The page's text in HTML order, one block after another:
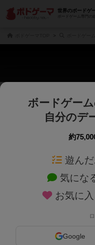
世界のボードゲ
ボードゲーム専門の
じっくり表示
商品名、商品説明文、デ
対象年齢を指定します。
ボードゲー
自分のデ
約
遊ん
気にな
お気に
Google